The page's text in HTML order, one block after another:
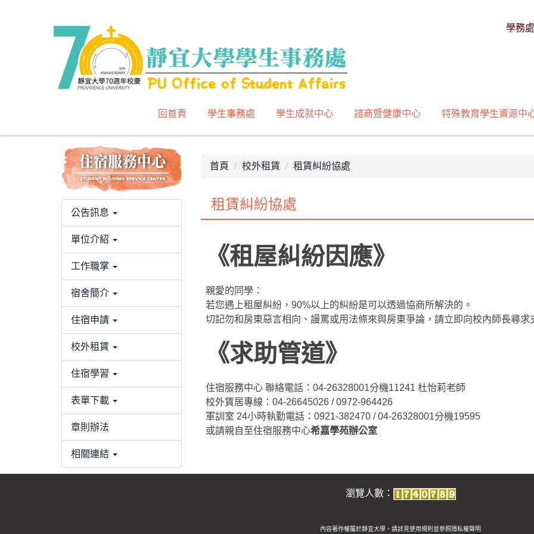
學務
回首頁 學生事務處 學生成就中心 諮商暨健康中心 特殊教育學生資源中
公告訊息
單位介紹
工作職掌
宿舍簡介
住宿申請
校外租賃
住宿學習
表單下載
章則辦法
相關連結
首頁 校外租賃 租賃糾紛協處
租賃糾紛協處
《租屋糾紛因應》
親愛的同學：
若您遇上租屋糾紛，90%以上的糾紛是可以透過協商所解決的。
切記勿和房東惡言相向、謾罵或用法條來與房東爭論，請立即向校內師長尋求
《求助管道》
住宿服務中心 聯絡電話：04-26328001分機11241 杜怡莉老師
校外賃居專線：04-26645026 / 0972-964426
軍訓室 24小時執勤電話：0921-382470 / 04-26328001分機19595
或請親自至住宿服務中心希嘉學苑辦公室
瀏覽人數：
內容著作權屬於靜宜大學，請詳見使用規則並參照隱私權聲明